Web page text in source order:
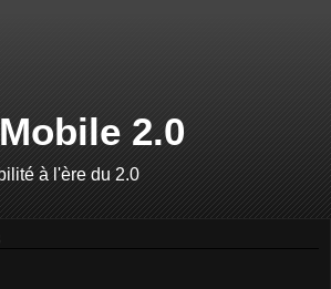
2.0
à l'ère du 2.0